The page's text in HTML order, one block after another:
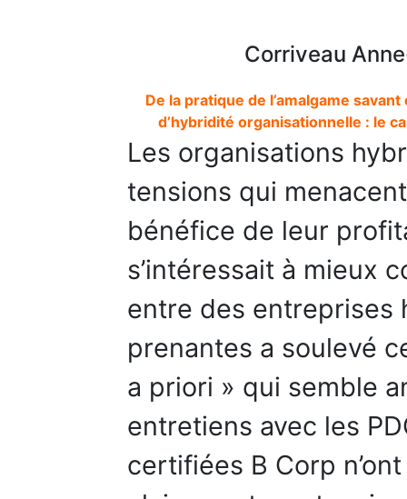
Corriveau
De la pratique de l’amalgame
d’hybridité organisationnelle : le
Les organisations
tensions qui
bénéfice de leur
s’intéressait à mieux
entre des entreprises
prenantes a soulevé
a priori » qui semble
entretiens avec les
certifiées B Corp